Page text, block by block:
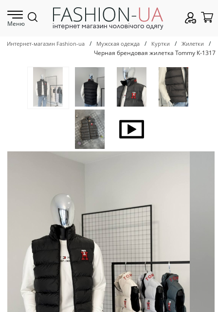
Меню
Интернет-магазин Fashion-ua / Мужская одежда / Куртки / Жилетки
/
Черная брендовая жилетка Tommy К-1317